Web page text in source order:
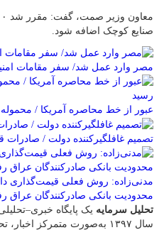
صنایع کوچک اضافه شود.
مصر وارد عمل شد/ سفر مقامات
عبور از خط محاصره آمریکا / محموله
تصمیم غافلگیرکننده دولت / صادرات
مدنی‌زاده: روش فعلی قیمت‌گذاری
محدودیت بانکی صادرکنندگان عراق
تحلیل سرمایه یک پایگاه
سال ۱۳۹۷ به‌صورت متمرکز